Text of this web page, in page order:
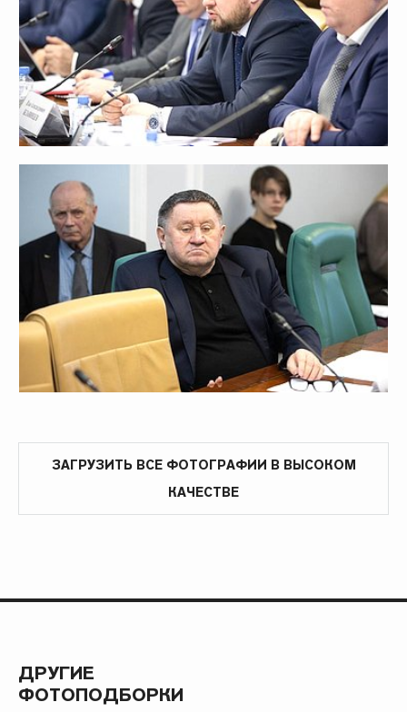
ЗАГРУЗИТЬ ВСЕ ФОТОГРАФИИ В ВЫСОКОМ
КАЧЕСТВЕ
ДРУГИЕ
ФОТОПОДБОРКИ